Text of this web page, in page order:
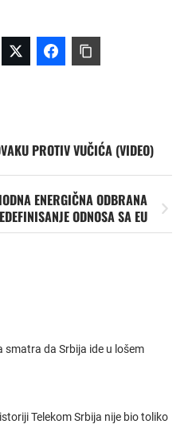
PROTIV VUČIĆA (VIDEO)
ENERGIČNA ODBRANA
ODNOSA SA EU
da Srbija ide u lošem
Telekom Srbija nije bio toliko